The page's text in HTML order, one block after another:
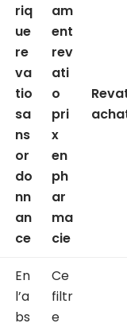
riq
ue
re
va
tio
sa
ns
or
do
nn
an
ce
am
ent
rev
ati
o
pri
x
en
ph
ar
ma
cie
En
l’a
bs
Ce
filtr
e